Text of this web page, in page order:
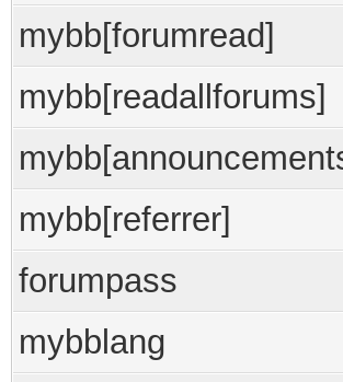
mybb[forumread]
mybb[readallforums]
mybb[referrer]
forumpass
mybblang